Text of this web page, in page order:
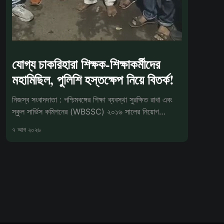
যোগ্য চাকরিহারা শিক্ষক-শিক্ষাকর্মীদের
মহামিছিল, পুলিশি হস্তক্ষেপ নিয়ে বিতর্ক!
নিজস্ব সংবাদদাতা : পশ্চিমবঙ্গের শিক্ষা ব্যবস্থা সুরক্ষিত রাখা এবং
স্কুল সার্ভিস কমিশনের (WBSSC) ২০১৬ সালের নিয়োগ
৭ আগ ২০২৬